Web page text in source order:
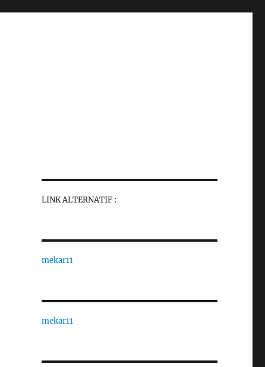
LINK ALTERNATIF :
mekar11
mekar11